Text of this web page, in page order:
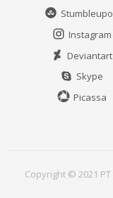
Instagram
Deviantart
Skype
Picassa
Copyright © 2021